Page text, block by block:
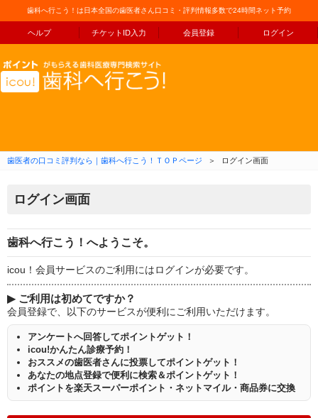
歯科へ行こう！は日本全国の歯医者さん口コミ・評判情報多数で24時間ネット予約
ヘルプ チケットID入力 会員登録 ログイン
コンテンツへ移動
歯医者の口コミ評判なら｜歯科へ行こう！ＴＯＰページ ＞ ログイン画面
ログイン画面
歯科へ行こう！へようこそ。
icou！会員サービスのご利用にはログインが必要です。
▶ ご利用は初めてですか？
会員登録で、以下のサービスが便利にご利用いただけます。
アンケートへ回答してポイントゲット！
icou!かんたん診療予約！
おススメの歯医者さんに投票してポイントゲット！
あなたの地点登録で便利に検索＆ポイントゲット！
ポイントを楽天スーパーポイント・ネットマイル・商品券に交換